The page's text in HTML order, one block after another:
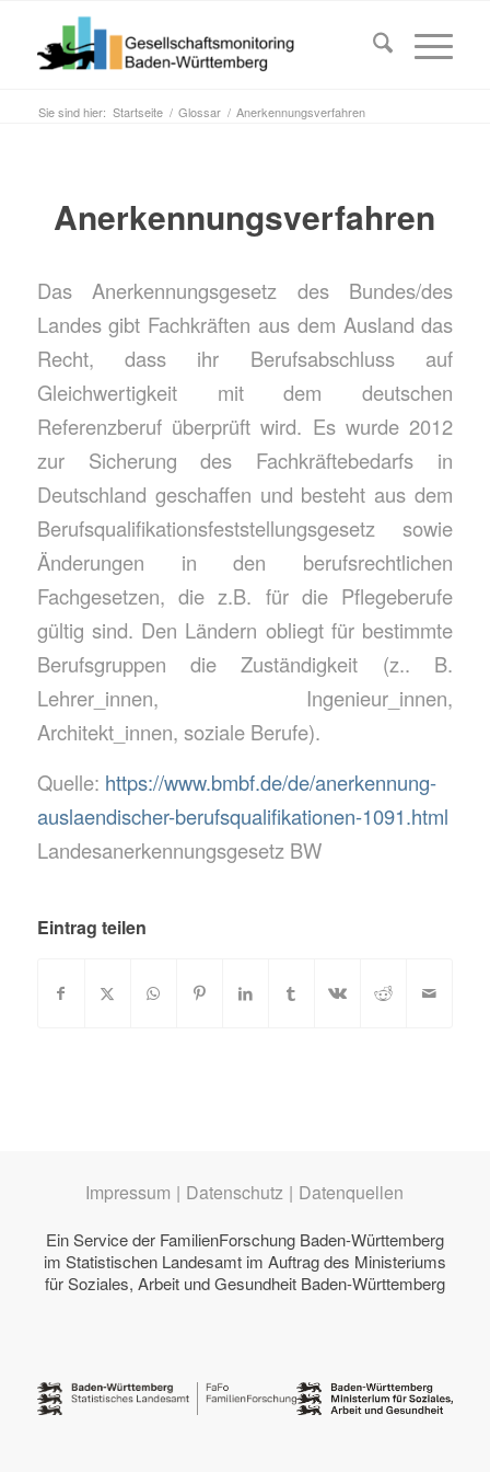
Sie sind hier: Startseite / Glossar / Anerkennungsverfahren
Anerkennungsverfahren
Das Anerkennungsgesetz des Bundes/des
Landes gibt Fachkräften aus dem Ausland das
Recht, dass ihr Berufsabschluss auf
Gleichwertigkeit mit dem deutschen
Referenzberuf überprüft wird. Es wurde 2012
zur Sicherung des Fachkräftebedarfs in
Deutschland geschaffen und besteht aus dem
Berufsqualifikationsfeststellungsgesetz sowie
Änderungen in den berufsrechtlichen
Fachgesetzen, die z.B. für die Pflegeberufe
gültig sind. Den Ländern obliegt für bestimmte
Berufsgruppen die Zuständigkeit (z.. B.
Lehrer_innen, Ingenieur_innen,
Architekt_innen, soziale Berufe).
Quelle: https://www.bmbf.de/de/anerkennung-
auslaendischer-berufsqualifikationen-1091.html
Landesanerkennungsgesetz BW
Eintrag teilen
Impressum | Datenschutz | Datenquellen
Ein Service der FamilienForschung Baden-Württemberg
im Statistischen Landesamt im Auftrag des Ministeriums
für Soziales, Arbeit und Gesundheit Baden-Württemberg